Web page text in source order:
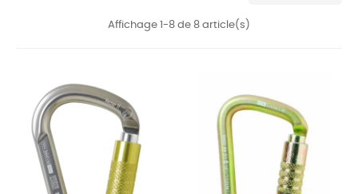
Affichage 1-8 de 8 article(s)